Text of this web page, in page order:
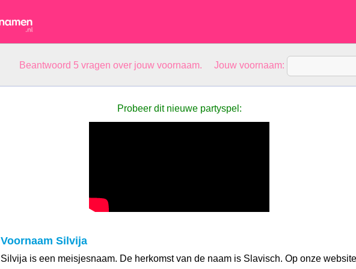
Beantwoord 5 vragen over jouw voornaam. Jouw voornaam:
Probeer dit nieuwe partyspel:
Voornaam Silvija
Silvija is een meisjesnaam. De herkomst van de naam is Slavisch. Op onze website